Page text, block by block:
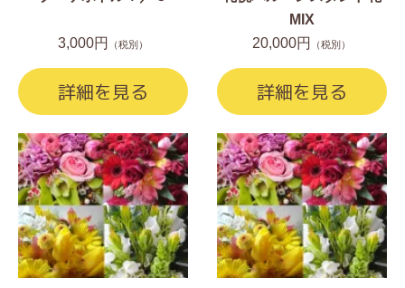
3,000円 （税別）
詳細を見る
MIX
20,000円
（税別）
詳細を見る